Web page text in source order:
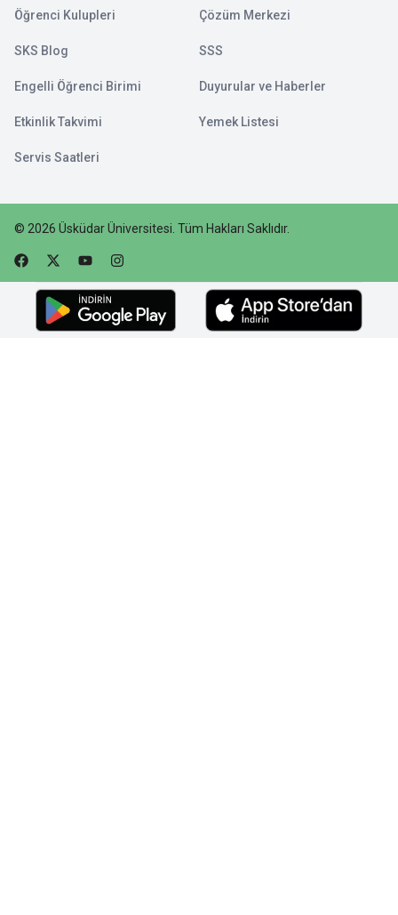
Öğrenci Kulupleri Çözüm Merkezi
SKS Blog SSS
Engelli Öğrenci Birimi Duyurular ve Haberler
Etkinlik Takvimi Yemek Listesi
Servis Saatleri
© 2026 Üsküdar Üniversitesi. Tüm Hakları Saklıdır.